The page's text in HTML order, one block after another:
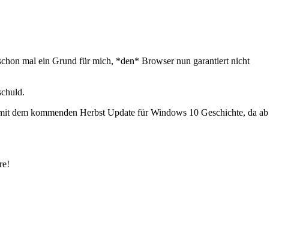
mal ein Grund für mich, *den* Browser nun garantiert nicht
dem kommenden Herbst Update für Windows 10 Geschichte, da ab